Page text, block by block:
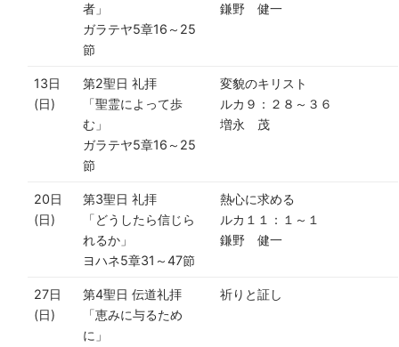
者」
ガラテヤ5章16～25
節
鎌野 健一
13日
(日)
第2聖日 礼拝
「聖霊によって歩
む」
ガラテヤ5章16～25
節
変貌のキリスト
ルカ９：２８～３６
増永 茂
20日
(日)
第3聖日 礼拝
「どうしたら信じら
れるか」
ヨハネ5章31～47節
熱心に求める
ルカ１１：１～１
鎌野 健一
27日
(日)
第4聖日 伝道礼拝
「恵みに与るため
に」
祈りと証し